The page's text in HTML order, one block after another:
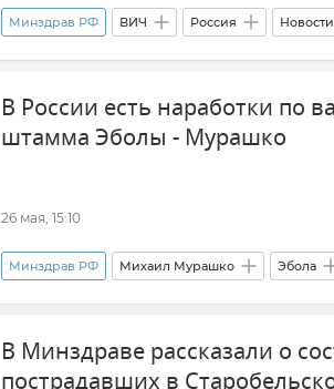
Минздрав РФ ВИЧ Россия Новости
В России есть наработки по
штамма Эболы - Мурашко
26 мая, 15:10
Минздрав РФ Михаил Мурашко Эбола
В Минздраве рассказали о
пострадавших в